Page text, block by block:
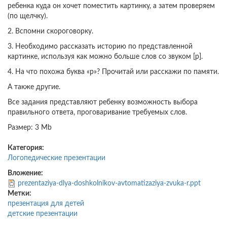
ребенка куда он хочет поместить картинку, а затем проверяем
(по щелчку).
2. Вспомни скороговорку.
3. Необходимо рассказать историю по представленной
картинке, используя как можно больше слов со звуком [р].
4. На что похожа буква «р»? Прочитай или расскажи по памяти.
А также другие.
Все задания представляют ребенку возможность выбора
правильного ответа, проговаривание требуемых слов.
Размер: 3 Mb
Категория:
Логопедические презентации
Вложение:
prezentaziya-dlya-doshkolnikov-avtomatizaziya-zvuka-r.ppt
Метки:
презентация для детей
детские презентации